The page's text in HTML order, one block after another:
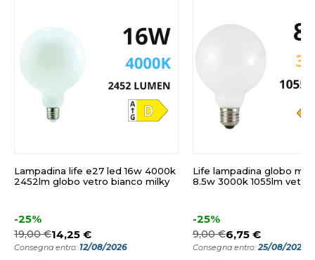
Lampadina life e27 led 16w 4000k
2452lm globo vetro bianco milky
-25%
19,00 €14,25 €
Consegna entro: 12/08/2026
Life lampadina globo
8.5w 3000k 1055lm vetro
-25%
9,00 €6,75 €
Consegna entro:25/08/2026